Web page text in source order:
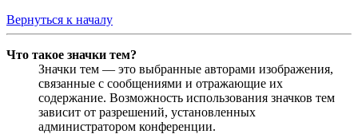
Вернуться к началу
Что такое значки тем?
Значки тем — это выбранные авторами изображения,
связанные с сообщениями и отражающие их
содержание. Возможность использования значков тем
зависит от разрешений, установленных
администратором конференции.